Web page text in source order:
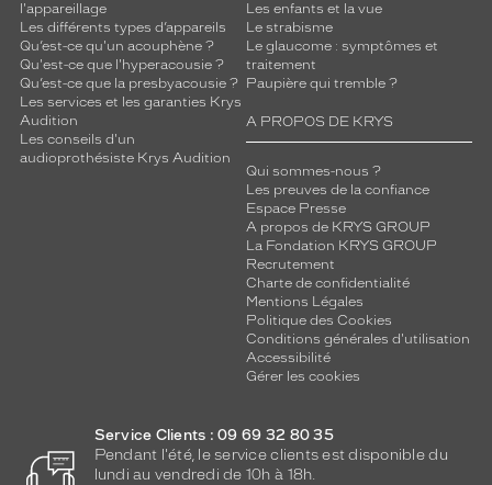
l'appareillage
Les différents types d’appareils
Qu’est-ce qu'un acouphène ?
Qu'est-ce que l'hyperacousie ?
Qu’est-ce que la presbyacousie ?
Les services et les garanties Krys
Audition
Les conseils d'un
audioprothésiste Krys Audition
Les enfants et la vue
Le strabisme
Le glaucome : symptômes et
traitement
Paupière qui tremble ?
A PROPOS DE KRYS
Qui sommes-nous ?
Les preuves de la confiance
Espace Presse
A propos de KRYS GROUP
La Fondation KRYS GROUP
Recrutement
Charte de confidentialité
Mentions Légales
Politique des Cookies
Conditions générales d'utilisation
Accessibilité
Gérer les cookies
Service Clients : 09 69 32 80 35
Pendant l'été, le service clients est disponible du
lundi au vendredi de 10h à 18h.